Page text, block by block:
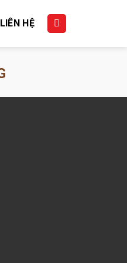
LIÊN HỆ